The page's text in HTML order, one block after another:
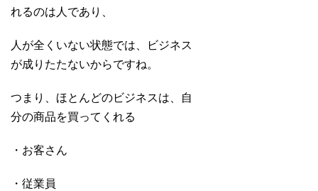
れるのは人であり、
人が全くいない状態では、ビジネス
が成りたたないからですね。
つまり、ほとんどのビジネスは、自
分の商品を買ってくれる
・お客さん
・従業員